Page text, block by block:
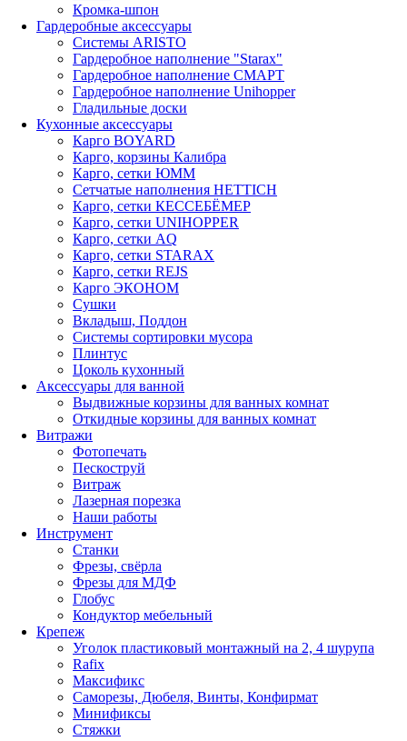
Кромка-шпон
Гардеробные аксессуары
Системы ARISTO
Гардеробное наполнение "Starax"
Гардеробное наполнение СМАРТ
Гардеробное наполнение Unihopper
Гладильные доски
Кухонные аксессуары
Карго BOYARD
Карго, корзины Калибра
Карго, сетки ЮММ
Сетчатые наполнения HETTICH
Карго, сетки КЕССЕБЁМЕР
Карго, сетки UNIHOPPER
Карго, сетки AQ
Карго, сетки STARAX
Карго, сетки REJS
Карго ЭКОНОМ
Сушки
Вкладыш, Поддон
Системы сортировки мусора
Плинтус
Цоколь кухонный
Аксессуары для ванной
Выдвижные корзины для ванных комнат
Откидные корзины для ванных комнат
Витражи
Фотопечать
Пескоструй
Витраж
Лазерная порезка
Наши работы
Инструмент
Станки
Фрезы, свёрла
Фрезы для МДФ
Глобус
Кондуктор мебельный
Крепеж
Уголок пластиковый монтажный на 2, 4 шурупа
Rafix
Максификс
Саморезы, Дюбеля, Винты, Конфирмат
Минификсы
Стяжки